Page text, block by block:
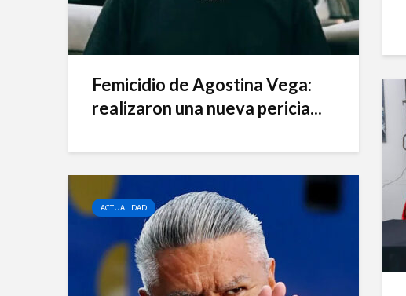
Femicidio de Agostina Vega:
realizaron una nueva pericia...
ACTUALIDAD